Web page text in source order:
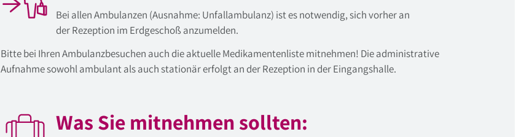
Bei allen Ambulanzen (Ausnahme: Unfallambulanz) ist es notwendig, sich vorher an
der Rezeption im Erdgeschoß anzumelden.
Bitte bei Ihren Ambulanzbesuchen auch die aktuelle Medikamentenliste mitnehmen! Die administrative
Aufnahme sowohl ambulant als auch stationär erfolgt an der Rezeption in der Eingangshalle.
Was Sie mitnehmen sollten: